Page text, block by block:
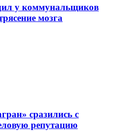
у коммунальщиков
мозга
сразились с
репутацию